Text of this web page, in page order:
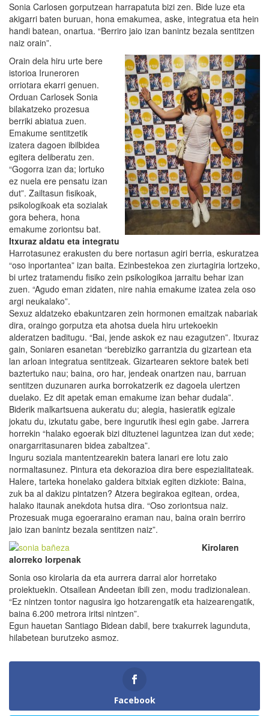
Sonia Carlosen gorputzean harrapatuta bizi zen. Bide luze eta
akigarri baten buruan, hona emakumea, aske, integratua eta hein
handi batean, onartua. “Berriro jaio izan banintz bezala sentitzen
naiz orain”.
Orain dela hiru urte bere
istorioa Iruneroren
orriotara ekarri genuen.
Orduan Carlosek Sonia
bilakatzeko prozesua
berriki abiatua zuen.
Emakume sentitzetik
izatera dagoen ibilbidea
egitera deliberatu zen.
“Gogorra izan da; lortuko
ez nuela ere pensatu izan
dut”. Zailtasun fisikoak,
psikologikoak eta sozialak
gora behera, hona
emakume zoriontsu bat.
Itxuraz aldatu eta integratu
Harrotasunez erakusten du bere nortasun agiri berria, eskuratzea
“oso inportantea” izan baita. Ezinbestekoa zen ziurtagiria lortzeko,
bi urtez tratamendu fisiko zein psikologikoa jarraitu behar izan
zuen. “Agudo eman zidaten, nire nahia emakume izatea zela oso
argi neukalako”.
Sexuz aldatzeko ebakuntzaren zein hormonen emaitzak nabariak
dira, oraingo gorputza eta ahotsa duela hiru urtekoekin
alderatzen baditugu. “Bai, jende askok ez nau ezagutzen”. Itxuraz
gain, Soniaren esanetan “berebiziko garrantzia du gizartean eta
lan arloan integratua sentitzeak. Gizartearen sektore batek beti
baztertuko nau; baina, oro har, jendeak onartzen nau, barruan
sentitzen duzunaren aurka borrokatzerik ez dagoela ulertzen
duelako. Ez dit apetak eman emakume izan behar dudala”.
Biderik malkartsuena aukeratu du; alegia, hasieratik egizale
jokatu du, izkutatu gabe, bere ingurutik ihesi egin gabe. Jarrera
horrekin “halako egoerak bizi dituztenei laguntzea izan dut xede;
onargarritasunaren bidea zabaltzea”.
Inguru soziala mantentzearekin batera lanari ere lotu zaio
normaltasunez. Pintura eta dekorazioa dira bere espezialitateak.
Halere, tarteka honelako galdera bitxiak egiten dizkiote: Baina,
zuk ba al dakizu pintatzen? Atzera begirakoa egitean, ordea,
halako itaunak anekdota hutsa dira. “Oso zoriontsua naiz.
Prozesuak muga egoeraraino eraman nau, baina orain berriro
jaio izan banintz bezala sentitzen naiz”.
Kirolaren
alorreko lorpenak
Sonia oso kirolaria da eta aurrera darrai alor horretako
proiektuekin. Otsailean Andeetan ibili zen, modu tradizionalean.
“Ez nintzen tontor nagusira igo hotzarengatik eta haizearengatik,
baina 6.200 metrora iritsi nintzen”.
Egun hauetan Santiago Bidean dabil, bere txakurrek lagunduta,
hilabetean burutzeko asmoz.
Facebook